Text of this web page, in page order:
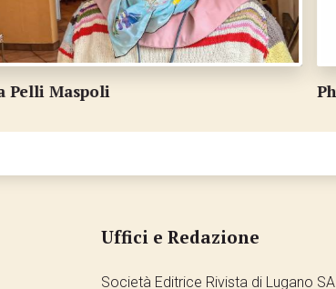
Phil Davson
Uffici e Redazione
Società Editrice Rivista di Lugano SA